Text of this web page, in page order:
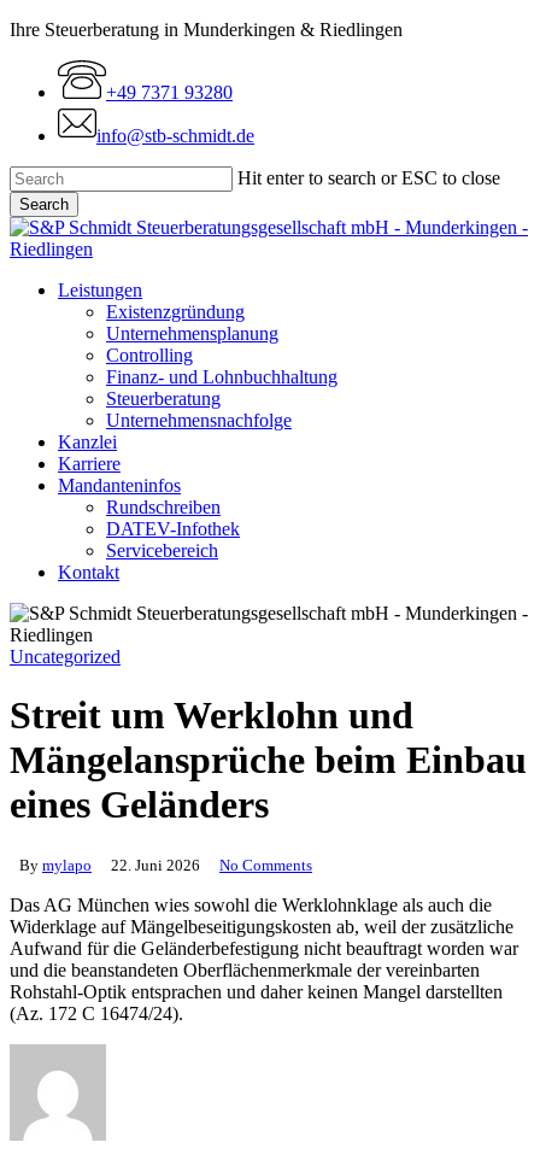
Skip
content
Ihre Steuerberatung in Munderkingen & Riedlingen
+49 7371 93280
info@stb-schmidt.de
Hit enter to search or ESC to close
Search
Close
Search
Menu
Leistungen
Existenzgründung
Unternehmensplanung
Controlling
Finanz- und Lohnbuchhaltung
Steuerberatung
Unternehmensnachfolge
Kanzlei
Karriere
Mandanteninfos
Rundschreiben
DATEV-Infothek
Servicebereich
Kontakt
Uncategorized
Streit um Werklohn und
Mängelansprüche beim Einbau
eines Geländers
By mylapo 22. Juni 2026 No Comments
Das AG München wies sowohl die Werklohnklage als auch die
Widerklage auf Mängelbeseitigungskosten ab, weil der zusätzliche
Aufwand für die Geländerbefestigung nicht beauftragt worden war
und die beanstandeten Oberflächenmerkmale der vereinbarten
Rohstahl-Optik entsprachen und daher keinen Mangel darstellten
(Az. 172 C 16474/24).